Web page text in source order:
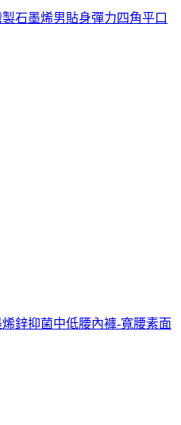
石墨烯男貼身彈力四角平口
鋅抑菌中低腰內褲-寬腰素面